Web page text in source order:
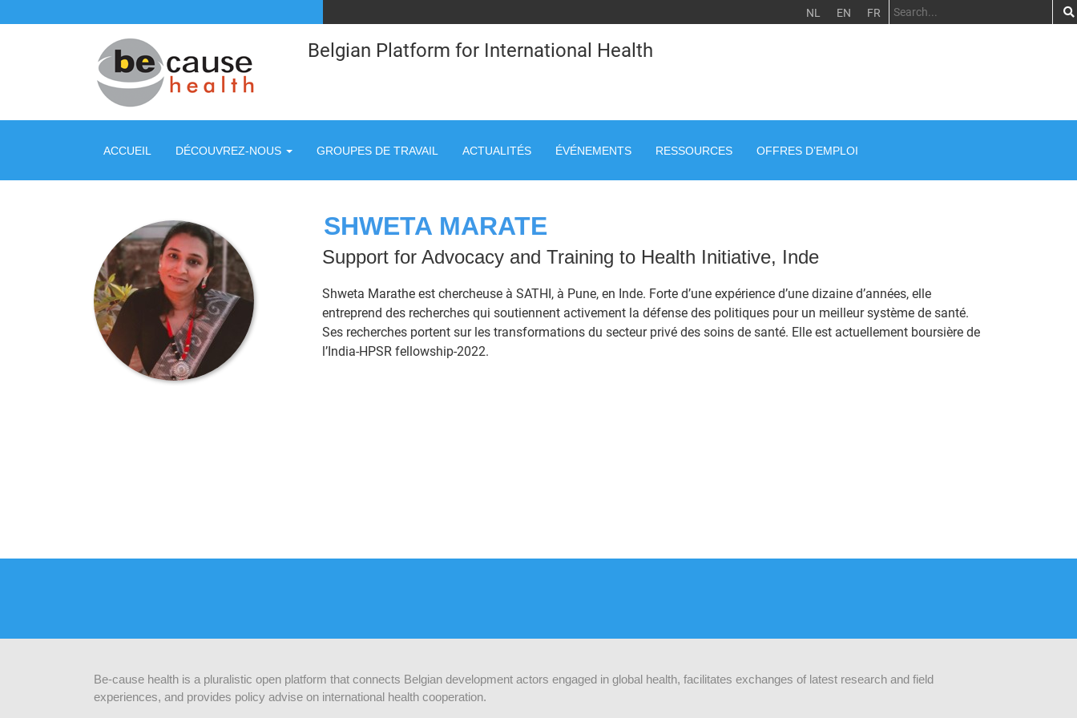
NL EN FR
Belgian Platform for International Health
ACCUEIL DÉCOUVREZ-NOUS GROUPES DE TRAVAIL ACTUALITÉS ÉVÉNEMENTS RESSOURCES OFFRES D’EMPLOI
SHWETA MARATE
Support for Advocacy and Training to Health Initiative, Inde
Shweta Marathe est chercheuse à SATHI, à Pune, en Inde. Forte d’une expérience d’une dizaine d’années, elle
entreprend des recherches qui soutiennent activement la défense des politiques pour un meilleur système de santé.
Ses recherches portent sur les transformations du secteur privé des soins de santé. Elle est actuellement boursière de
l’India-HPSR fellowship-2022.
Be-cause health is a pluralistic open platform that connects Belgian development actors engaged in global health, facilitates exchanges of latest research and field
experiences, and provides policy advise on international health cooperation.